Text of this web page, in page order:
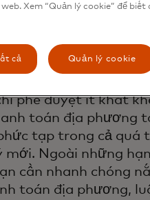
liên quan đến
tỷ lệ chấp thuận
những vấn đề này.
bạn có thể đạt
hành sẽ xem giao
phê duyệt ít khắt
toán địa phương
tạp trong cả quá
Ngoài những
cần nhanh chóng
toán địa phương,
Xem “Quản lý cookie” để biết
cả Quản lý cookie